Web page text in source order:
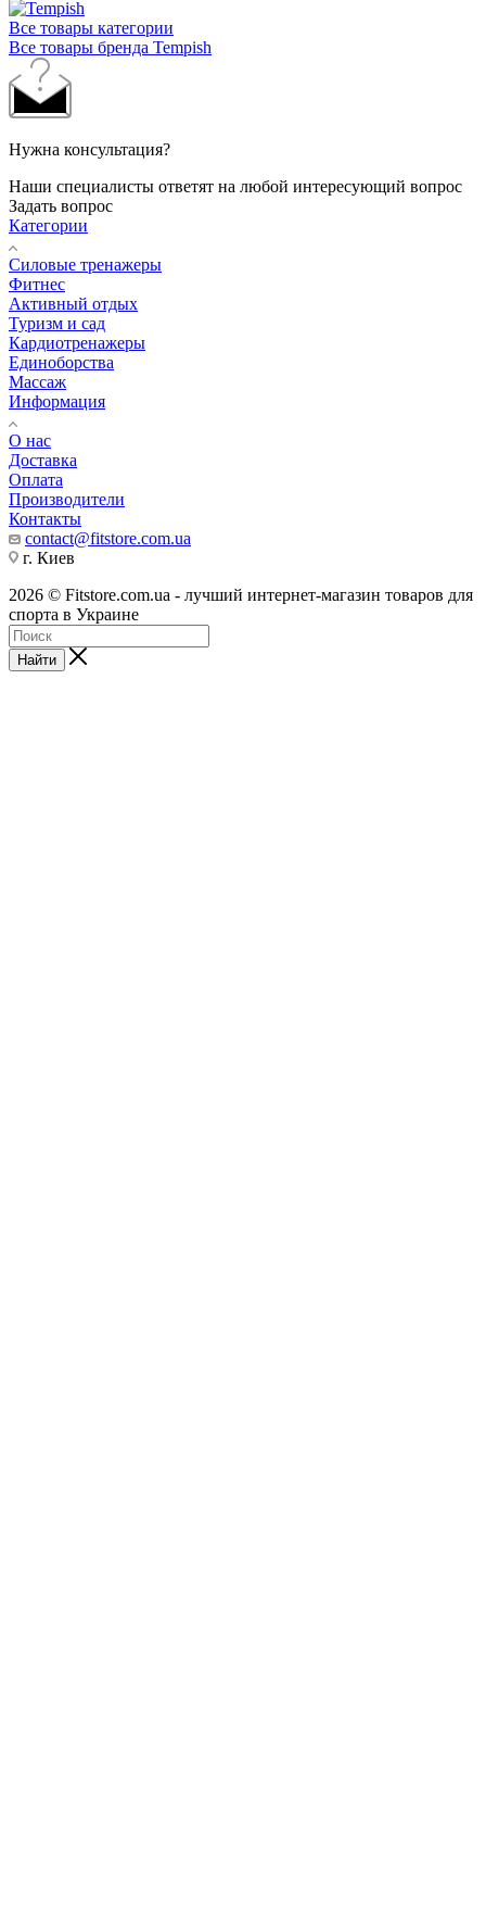
Все товары категории
Все товары бренда Tempish
Нужна консультация?
Наши специалисты ответят на любой интересующий вопрос
Задать вопрос
Категории
Силовые тренажеры
Фитнес
Активный отдых
Туризм и сад
Кардиотренажеры
Единоборства
Массаж
Информация
О нас
Доставка
Оплата
Производители
Контакты
contact@fitstore.com.ua
г. Киев
2026 © Fitstore.com.ua - лучший интернет-магазин товаров для
спорта в Украине
Найти